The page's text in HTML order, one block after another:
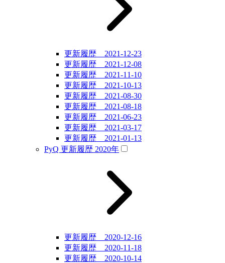
更新履歴 2021-12-23
更新履歴 2021-12-08
更新履歴 2021-11-10
更新履歴 2021-10-13
更新履歴 2021-08-30
更新履歴 2021-08-18
更新履歴 2021-06-23
更新履歴 2021-03-17
更新履歴 2021-01-13
PyQ 更新履歴 2020年
更新履歴 2020-12-16
更新履歴 2020-11-18
更新履歴 2020-10-14